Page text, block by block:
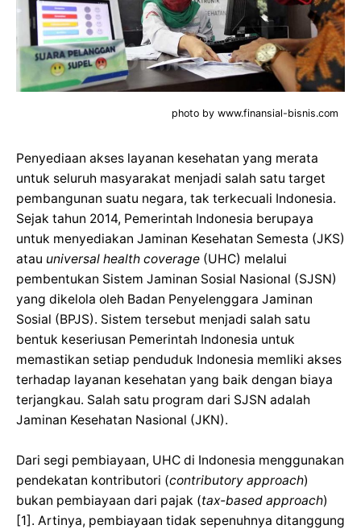
photo by www.finansial-bisnis.com
Penyediaan akses layanan kesehatan yang merata
untuk seluruh masyarakat menjadi salah satu target
pembangunan suatu negara, tak terkecuali Indonesia.
Sejak tahun 2014, Pemerintah Indonesia berupaya
untuk menyediakan Jaminan Kesehatan Semesta (JKS)
atau universal health coverage (UHC) melalui
pembentukan Sistem Jaminan Sosial Nasional (SJSN)
yang dikelola oleh Badan Penyelenggara Jaminan
Sosial (BPJS). Sistem tersebut menjadi salah satu
bentuk keseriusan Pemerintah Indonesia untuk
memastikan setiap penduduk Indonesia memliki akses
terhadap layanan kesehatan yang baik dengan biaya
terjangkau. Salah satu program dari SJSN adalah
Jaminan Kesehatan Nasional (JKN).
Dari segi pembiayaan, UHC di Indonesia menggunakan
pendekatan kontributori (contributory approach)
bukan pembiayaan dari pajak (tax-based approach)
[1]. Artinya, pembiayaan tidak sepenuhnya ditanggung